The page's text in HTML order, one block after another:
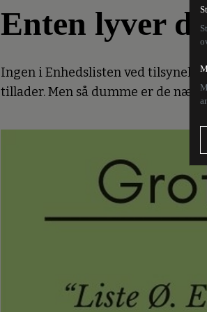
Enten lyver
Ingen i Enhedslisten ved
tillader. Men så dumme er de